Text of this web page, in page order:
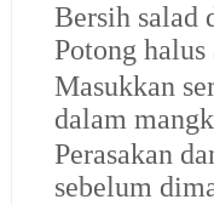
Bersih salad
Potong
Masukkan
dalam
Perasakan
sebelum